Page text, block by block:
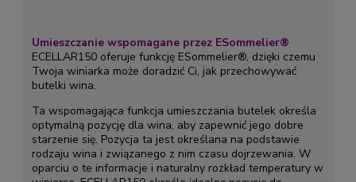
Umieszczanie wspomagane przez ESommelier®
ECELLAR150 oferuje funkcję ESommelier®, dzięki czemu
Twoja winiarka może doradzić Ci, jak przechowywać
butelki wina.
Ta wspomagająca funkcja umieszczania butelek określa
optymalną pozycję dla wina, aby zapewnić jego dobre
starzenie się. Pozycja ta jest określana na podstawie
rodzaju wina i związanego z nim czasu dojrzewania. W
oparciu o te informacje i naturalny rozkład temperatury w